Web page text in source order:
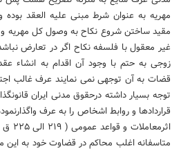
مهریه به عنوان شرط مبنی علیه العقد بوده
مقید ساختن شروع نکاح به وصول کل مهریه
غیر معقول با فلسفه نکاح اگر در تعارض
زوجی به حتم با وجود آن اقدام به انشاء
قضات به آن توجهی نمی نمایند عرف غالب
توجه بسیار داشته درحقوق مدنی ایران
قراردادها و روابط اشخاص را به عرف